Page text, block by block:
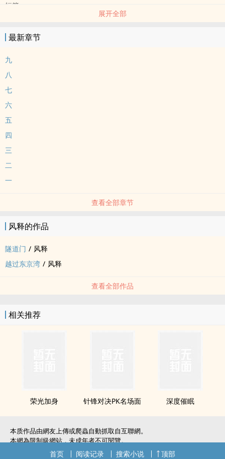
短篇
summary：“Did you know that there's a tunnel under Ocean
Blvd？”
爱。
年龄差通通没变，饺人类学大二，惠运动康复研二。
展开全部
最新章节
九
八
七
六
五
四
三
二
一
查看全部章节
风释的作品
隧道门 / 风释
越过东京湾 / 风释
查看全部作品
相关推荐
荣光加身 针锋对决PK名场面 深度催眠
本质作品由網友上傳或爬蟲自動抓取自互聯網。
本網為限制級網站，未成年者不可閱覽。
如無意中侵犯了您的權利，敬請聯系我們。
首页 阅读记录 搜索小说 顶部